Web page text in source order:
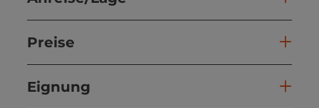
Preise
Eignung